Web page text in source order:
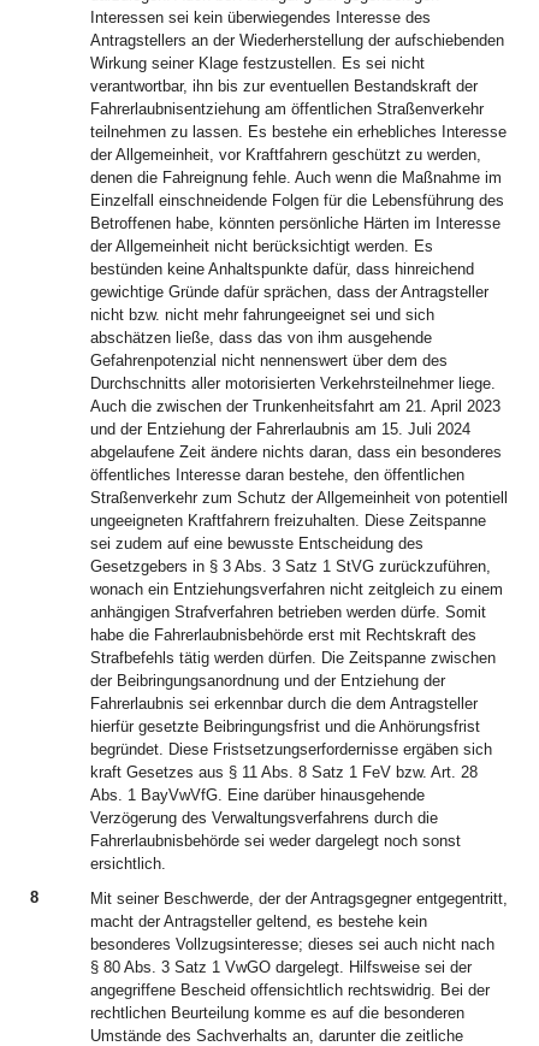
8
Mit seiner Beschwerde, der der Antragsgegner entgegentritt,
macht der Antragsteller geltend, es bestehe kein
besonderes Vollzugsinteresse; dieses sei auch nicht nach
§ 80 Abs. 3 Satz 1 VwGO dargelegt. Hilfsweise sei der
angegriffene Bescheid offensichtlich rechtswidrig. Bei der
rechtlichen Beurteilung komme es auf die besonderen
Umstände des Sachverhalts an, darunter die zeitliche